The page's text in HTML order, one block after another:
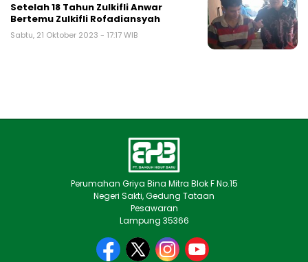
Setelah 18 Tahun Zulkifli Anwar
Bertemu Zulkifli Rofadiansyah
Sabtu, 21 Oktober 2023 - 17:17 WIB
Perumahan Griya Bina Mitra Blok F No.15
Negeri Sakti, Gedung Tataan
Pesawaran
Lampung 35366